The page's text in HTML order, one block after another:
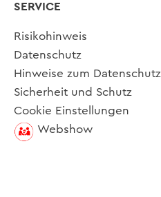
SERVICE
Risikohinweis
Datenschutz
Hinweise zum Datenschutz
Sicherheit und Schutz
Cookie Einstellungen
Webshow